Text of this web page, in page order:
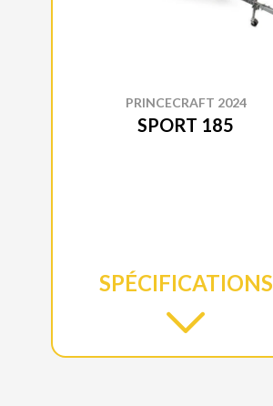
PRINCECRAFT 2024
SPORT 185
SPÉCIFICATIONS